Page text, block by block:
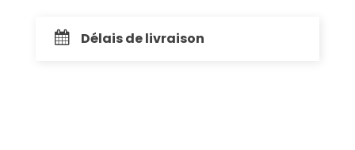
Délais de livraison